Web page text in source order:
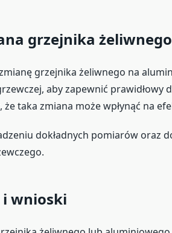
grzejnika
grzejnika żeliwnego na
aby zapewnić
taka zmiana może wpłynąć na
dokładnych pomiarów oraz
wnioski